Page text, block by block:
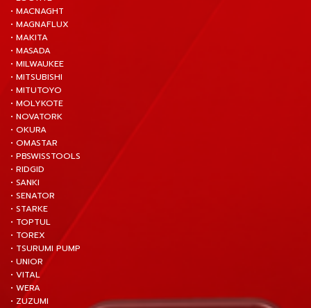
• MACNAGHT
• MAGNAFLUX
• MAKITA
• MASADA
• MILWAUKEE
• MITSUBISHI
• MITUTOYO
• MOLYKOTE
• NOVATORK
• OKURA
• OMASTAR
• PBSWISSTOOLS
• RIDGID
• SANKI
• SENATOR
• STARKE
• TOPTUL
• TOREX
• TSURUMI PUMP
• UNIOR
• VITAL
• WERA
• ZUZUMI